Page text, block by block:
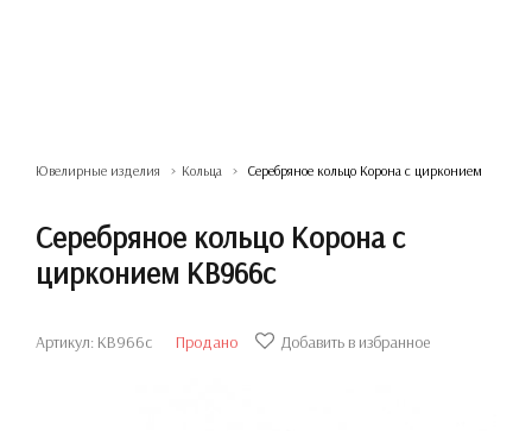
Ювелирные изделия Кольца Серебряное кольцо Корона с цирконием
Серебряное кольцо Корона с
цирконием КВ966с
Артикул: КВ966с Продано Добавить в избранное